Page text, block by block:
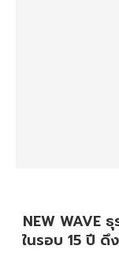
NEW WAVE
ในรอบ 15 ปี ดึ